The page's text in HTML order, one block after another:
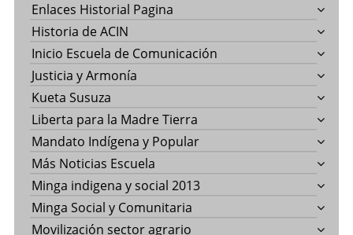
Enlaces Historial Pagina
Historia de ACIN
Inicio Escuela de Comunicación
Justicia y Armonía
Kueta Susuza
Liberta para la Madre Tierra
Mandato Indígena y Popular
Más Noticias Escuela
Minga indigena y social 2013
Minga Social y Comunitaria
Movilización sector agrario